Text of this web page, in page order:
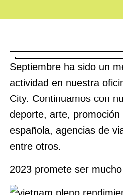
Septiembre ha sido un
actividad en nuestra
City. Continuamos con
deporte, arte, promoción
española, agencias de
entre otros.
2023 promete ser